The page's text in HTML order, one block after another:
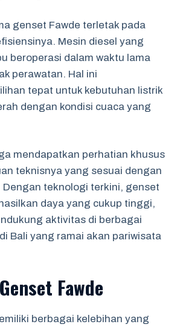
genset Fawde terletak pada
Mesin diesel yang
beroperasi dalam waktu lama
perawatan. Hal ini
tepat untuk kebutuhan listrik
dengan kondisi cuaca yang
mendapatkan perhatian khusus
teknisnya yang sesuai dengan
Dengan teknologi terkini, genset
daya yang cukup tinggi,
aktivitas di berbagai
Bali yang ramai akan pariwisata
Fawde
berbagai kelebihan yang